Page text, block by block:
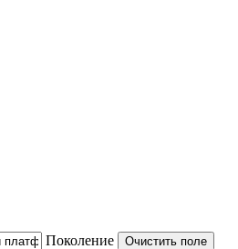
Поколение
Очистить поле